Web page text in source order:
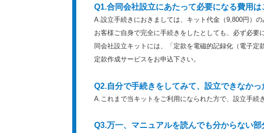
Q1.合同会社設立にあたって必要になる費用
A.設立手続きにおきましては、キット代金（9,800円）
お客様ご自身で完全に手続きをしたとしても、必ず必
同会社設立キットには、「定款を電磁的記録化（電子
定款作成サービスをお申込下さい。
Q2.自分で手続きをしてみて、設立できなか
A.これまで当キットをご利用になられた方で、設立手続
Q3.万一、マニュアルを読んでも分からない